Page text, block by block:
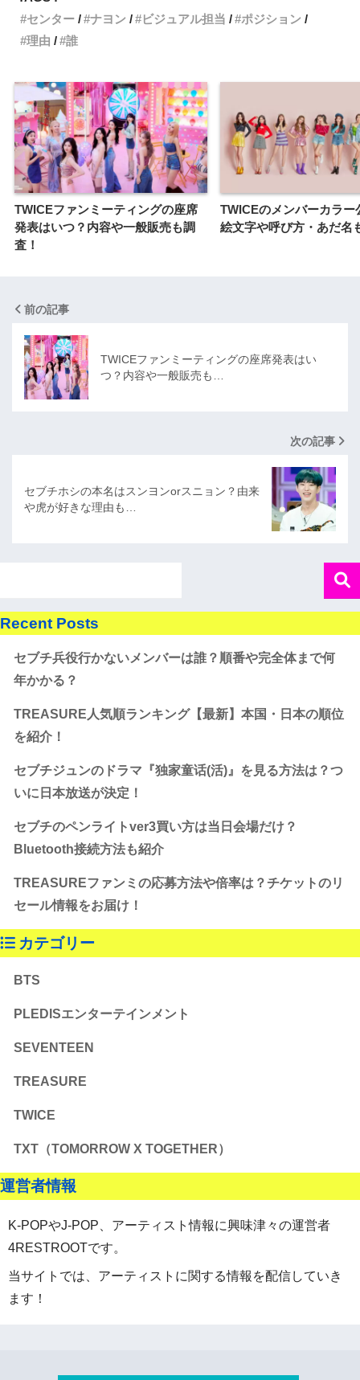
センター
ナヨン ビジュアル担当
ポジション
理由
誰
TWICEファンミーティングの座席
発表はいつ？内容や一般販売も調
査！
TWICEのメンバーカラー
絵文字や呼び方・あだ名
前の記事
TWICEファンミーティングの座席発表はい
つ？内容や一般販売も…
次の記事
セブチホシの本名はスンヨンorスニョン？由来
や虎が好きな理由も…
Recent Posts
セブチ兵役行かないメンバーは誰？順番や完全体まで何
年かかる？
TREASURE人気順ランキング【最新】本国・日本の順位
を紹介！
セブチジュンのドラマ『独家童话(活)』を見る方法は？つ
いに日本放送が決定！
セブチのペンライトver3買い方は当日会場だけ？
Bluetooth接続方法も紹介
TREASUREファンミの応募方法や倍率は？チケットのリ
セール情報をお届け！
カテゴリー
BTS
PLEDISエンターテインメント
SEVENTEEN
TREASURE
TWICE
TXT（TOMORROW X TOGETHER）
運営者情報
K-POPやJ-POP、アーティスト情報に興味津々の運営者
4RESTROOTです。
当サイトでは、アーティストに関する情報を配信していき
ます！